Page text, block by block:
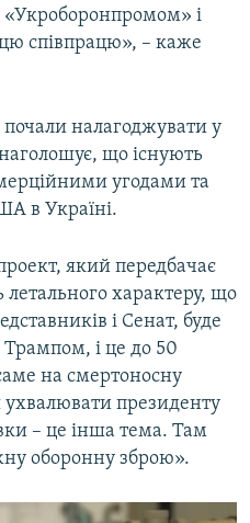
і
співпрацю», – каже
налагоджувати у
що існують
угодами та
в Україні.
який передбачає
летального характеру, що
і Сенат, буде
і це до 50
на смертоносну
президенту
– це інша тема. Там
оборонну зброю».